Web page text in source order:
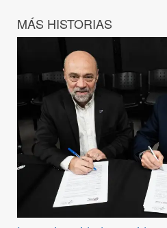
MÁS HISTORIAS